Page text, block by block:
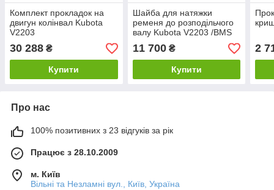
Комплект прокладок на
двигун колінвал Kubota
V2203
30 288 ₴
Купити
Шайба для натяжки
ременя до розподільчого
валу Kubota V2203 /BMS
Worker Sigma
11 700₴
Купити
2
Про нас
100% позитивних з 23 відгуків за рік
Працює з 28.10.2009
м. Київ
Вільні та Незламні вул., Київ, Україна